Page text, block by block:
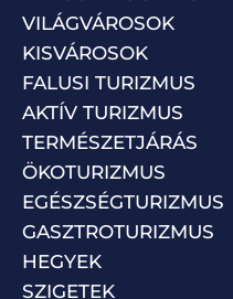
VILÁGVÁROSOK
KISVÁROSOK
FALUSI TURIZMUS
AKTÍV TURIZMUS
TERMÉSZETJÁRÁS
ÖKOTURIZMUS
EGÉSZSÉGTURIZMUS
GASZTROTURIZMUS
HEGYEK
SZIGETEK